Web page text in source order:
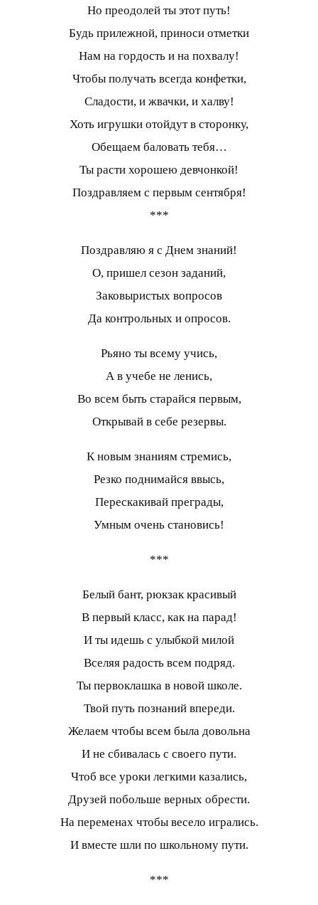
Но преодолей ты этот путь!
Будь прилежной, приноси отметки
Нам на гордость и на похвалу!
Чтобы получать всегда конфетки,
Сладости, и жвачки, и халву!
Хоть игрушки отойдут в сторонку,
Обещаем баловать тебя…
Ты расти хорошею девчонкой!
Поздравляем с первым сентября!
***
Поздравляю я с Днем знаний!
О, пришел сезон заданий,
Заковыристых вопросов
Да контрольных и опросов.
Рьяно ты всему учись,
А в учебе не ленись,
Во всем быть старайся первым,
Открывай в себе резервы.
К новым знаниям стремись,
Резко поднимайся ввысь,
Перескакивай преграды,
Умным очень становись!
***
Белый бант, рюкзак красивый
В первый класс, как на парад!
И ты идешь с улыбкой милой
Вселяя радость всем подряд.
Ты первоклашка в новой школе.
Твой путь познаний впереди.
Желаем чтобы всем была довольна
И не сбивалась с своего пути.
Чтоб все уроки легкими казались,
Друзей побольше верных обрести.
На переменах чтобы весело игрались.
И вместе шли по школьному пути.
***